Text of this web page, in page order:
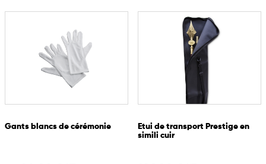
Gants blancs de cérémonie
Etui de transport Prestige en
simili cuir